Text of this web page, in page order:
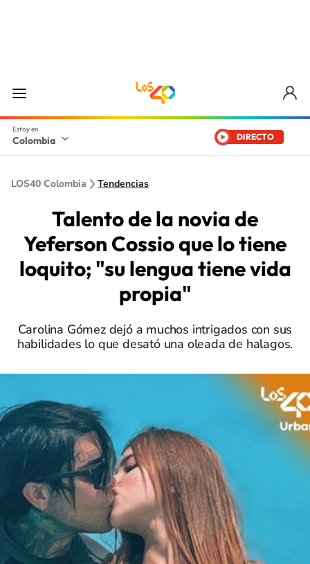
Colombia DIRECTO
LOS40 Colombia Tendencias
Talento de la novia de
Yeferson Cossio que lo tiene
loquito; "su lengua tiene vida
propia"
Carolina Gómez dejó a muchos intrigados con sus
habilidades lo que desató una oleada de halagos.